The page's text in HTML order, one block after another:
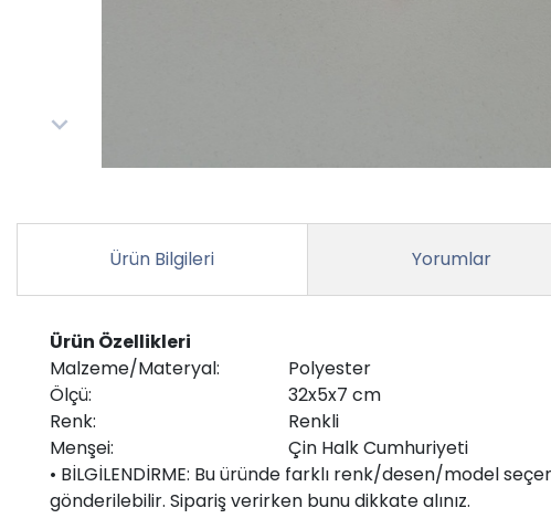
Ürün Bilgileri Yorumlar
Ürün Özellikleri
Malzeme/Materyal:
Polyester
Ölçü:
32x5x7 cm
Renk:
Renkli
Menşei:
Çin Halk Cumhuriyeti
• BİLGİLENDİRME: Bu üründe farklı renk/desen/model
gönderilebilir. Sipariş verirken bunu dikkate alınız.